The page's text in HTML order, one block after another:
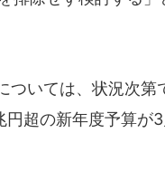
いては、状況次第
円超の新年度予算が